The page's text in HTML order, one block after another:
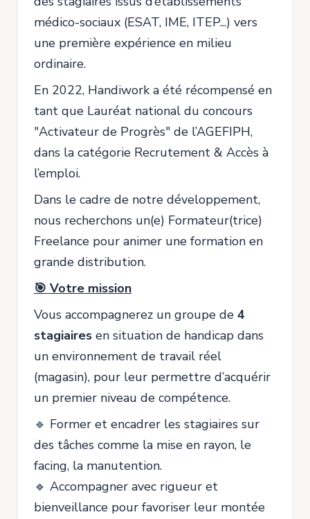
médico-sociaux (ESAT, IME, ITEP...) vers
une première expérience en milieu
ordinaire.
En 2022, Handiwork a été récompensé en
tant que Lauréat national du concours
"Activateur de Progrès" de l’AGEFIPH,
dans la catégorie Recrutement & Accès à
l’emploi.
Dans le cadre de notre développement,
nous recherchons un(e) Formateur(trice)
Freelance pour animer une formation en
grande distribution.
🎯 Votre mission
Vous accompagnerez un groupe de 4
stagiaires en situation de handicap dans
un environnement de travail réel
(magasin), pour leur permettre d’acquérir
un premier niveau de compétence.
🔹 Former et encadrer les stagiaires sur
des tâches comme la mise en rayon, le
facing, la manutention.
🔹 Accompagner avec rigueur et
bienveillance pour favoriser leur montée